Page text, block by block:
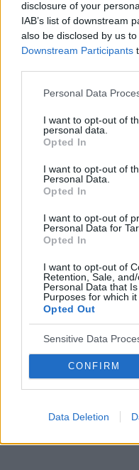
disclosure of your
IAB’s list of downstream
also be disclosed by us
Downstream Participants
Personal Data
I want to opt-out of
personal data.
Opted In
I want to opt-out of
Personal Data.
Opted In
I want to opt-out of
Personal Data for
Opted In
I want to opt-out of
Retention, Sale,
Personal Data that
Purposes for which it
Opted Out
Sensitive Data
CONFIRM
Data Deletion
Witam 3
maju
miesiączki
śluzem lecz
mi tak co 2 tyg
Forum:
Co to może
pytaniem..
bardziej w trakcie
Dodam , że
może być ?? .
z góry dzięki.
wiec podam
POWIĄZANE
Tematy miesiączka